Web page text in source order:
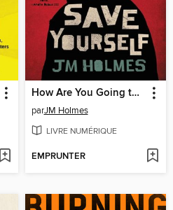
How Are You Going to Save Yourself
parJM Holmes
LIVRE NUMÉRIQUE
EMPRUNTER